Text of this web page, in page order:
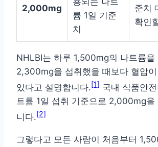
2,000mg
륨 1일 기준
치
준치
확인
NHLBI는 하루 1,500mg의 나트륨을
2,300mg을 섭취했을 때보다 혈압
있다고 설명합니다.[1] 국내 식품안
트륨 1일 섭취 기준으로 2,000mg을
니다.[2]
그렇다고 모든 사람이 처음부터